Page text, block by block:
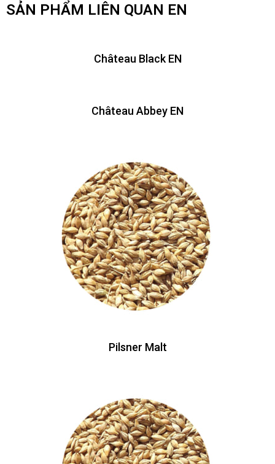
SẢN PHẨM LIÊN QUAN EN
Château Black EN
Château Abbey EN
Pilsner Malt